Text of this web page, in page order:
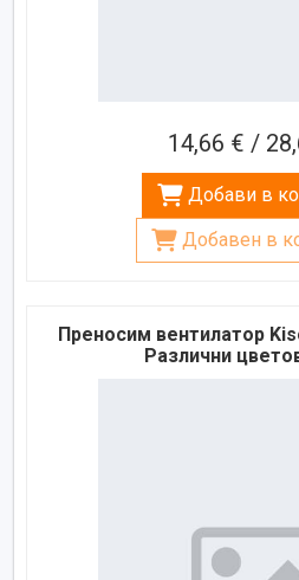
14,66 € /
Добави в
Добавен в
Преносим вентилатор
Различни